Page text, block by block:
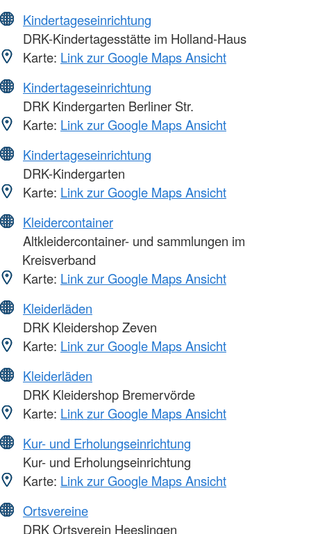
Kindertageseinrichtung
DRK-Kindertagesstätte im Holland-Haus
Karte: Link zur Google Maps Ansicht
Kindertageseinrichtung
DRK Kindergarten Berliner Str.
Karte: Link zur Google Maps Ansicht
Kindertageseinrichtung
DRK-Kindergarten
Karte: Link zur Google Maps Ansicht
Kleidercontainer
Altkleidercontainer- und sammlungen im
Kreisverband
Karte: Link zur Google Maps Ansicht
Kleiderläden
DRK Kleidershop Zeven
Karte: Link zur Google Maps Ansicht
Kleiderläden
DRK Kleidershop Bremervörde
Karte: Link zur Google Maps Ansicht
Kur- und Erholungseinrichtung
Kur- und Erholungseinrichtung
Karte: Link zur Google Maps Ansicht
Ortsvereine
DRK Ortsverein Heeslingen